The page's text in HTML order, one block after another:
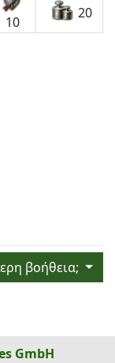
10
20
βοήθεια;
GmbH